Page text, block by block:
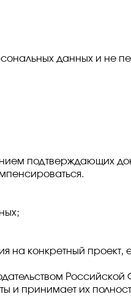
данных и не
подтверждающих
на конкретный
и принимает их